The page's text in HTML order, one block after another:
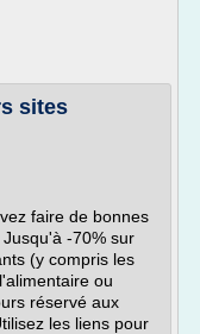
sites
faire de bonnes
-70% sur
(y compris les
ou
réservé aux
les liens pour